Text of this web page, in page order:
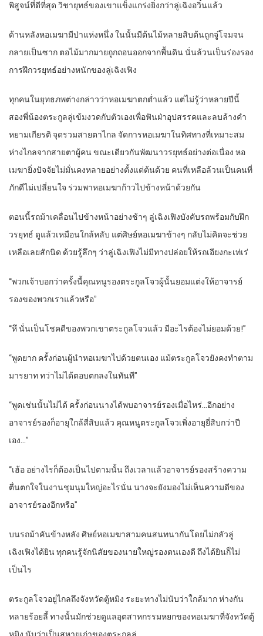
พิสูจน์ที่ดีที่สุด วิชายุทธ์ของเขาแข็งแกร่งยิ่งกว่าลู่เฉิงอวิ๋นแล้ว
ด้านหลังหอเมฆามีป่าแห่งหนึ่ง ในนั้นมีต้นไม้หลายสิบต้นถูกจู่โจมจน
กลายเป็นซาก ตอไม้มากมายถูกถอนออกจากพื้นดิน นั่นล้วนเป็นร่องรอง
การฝึกวรยุทธ์อย่างหนักของลู่เฉิงเฟิง
ทุกคนในยุทธภพต่างกล่าวว่าหอเมฆาตกต่ำแล้ว แต่ไม่รู้ว่าหลายปีนี้
สองพี่น้องตระกูลลู่เข้มงวดกับตัวเองเพื่อฟันฝ่าอุปสรรคและลบล้างคำ
หยามเกียรติ จุดรวมสายตาไกล จัดการหอเมฆาในทิศทางที่เหมาะสม
ห่างไกลจากสายตาผู้คน ขณะเดียวกันพัฒนาวรยุทธ์อย่างต่อเนื่อง หอ
เมฆายิ่งปัจจัยไม่มั่นคงหลายอย่างตั้งแต่ต้นด้วย คนที่เหลือล้วนเป็นคนที่
ภักดีไม่เปลี่ยนใจ ร่วมพาหอเมฆาก้าวไปข้างหน้าด้วยกัน
ตอนนี้รถม้าเคลื่อนไปข้างหน้าอย่างช้าๆ ลู่เฉิงเฟิงบังคับรถพร้อมกับฝึก
วรยุทธ์ ดูแล้วเหมือนใกล้หลับ แต่ศิษย์หอเมฆาข้างๆ กลับไม่คิดจะช่วย
เหลือเลยสักนิด ด้วยรู้ลึกๆ ว่าลู่เฉิงเฟิงไม่มีทางปล่อยให้รถเอียงกะเท่เร่
“พวกเจ้าบอกว่าครั้งนี้คุณหนูรองตระกูลโจวผู้นั้นยอมแต่งให้อาจารย์
รองของพวกเราแล้วหรือ”
“หึ นั่นเป็นโชคดีของพวกเขาตระกูลโจวแล้ว มีอะไรต้องไม่ยอมด้วย!”
“พูดยาก ครั้งก่อนผู้นำหอเมฆาไปด้วยตนเอง แม้ตระกูลโจวยังคงทำตาม
มารยาท ทว่าไม่ได้ตอบตกลงในทันที”
“พูดเช่นนั้นไม่ได้ ครั้งก่อนนางได้พบอาจารย์รองเมื่อไหร่…อีกอย่าง
อาจารย์รองก็อายุใกล้สี่สิบแล้ว คุณหนูตระกูลโจวเพิ่งอายุยี่สิบกว่าปี
เอง…”
“เฮ้อ อย่างไรก็ต้องเป็นไปตามนั้น ถึงเวลาแล้วอาจารย์รองสร้างความ
ตื่นตกใจในงานชุมนุมใหญ่อะไรนั่น นางจะยังมองไม่เห็นความดีของ
อาจารย์รองอีกหรือ”
บนรถม้าคันข้างหลัง ศิษย์หอเมฆาสามคนสนทนากันโดยไม่กลัวลู่
เฉิงเฟิงได้ยิน ทุกคนรู้จักนิสัยของนายใหญ่รองตนเองดี ถึงได้ยินก็ไม่
เป็นไร
ตระกูลโจวอยู่ไกลถึงจังหวัดตู้หมิง ระยะทางไม่นับว่าใกล้มาก ห่างกัน
หลายร้อยลี้ ทางนั้นมักช่วยดูแลอุตสาหกรรมหยกของหอเมฆาที่จังหวัดตู้